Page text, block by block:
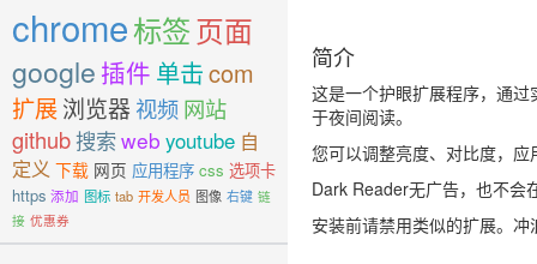
chrome标签页面
google 插件 单击com
扩展浏览器 视频网站
github搜索web youtube 自
定义 下载 网页 应用程序 css 选项卡
https 添加 图标 tab 开发人员 图像 右键 链
接 优惠券
简介
这是一个护眼扩展程序，通
于夜间阅读。
您可以调整亮度、对比度，
Dark Reader无广告，也不会
安装前请禁用类似的扩展。冲